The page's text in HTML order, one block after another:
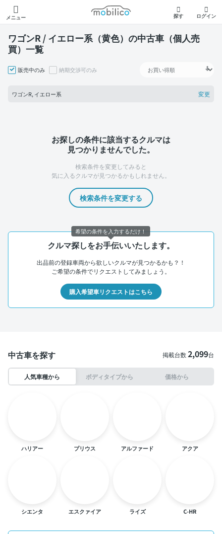
メニュー
モビリコ
探す ログイン
ワゴンR / イエロー系（黄色）の中古車（個人売
買）一覧
販売中のみ 納期交渉可のみ
ワゴンR, イエロー系 変更
お探しの条件に該当するクルマは
見つかりませんでした。
検索条件を変更してみると
気に入るクルマが見つかるかもしれません。
検索条件を変更する
クルマ探しをお手伝いいたします。
出品前の登録車両から欲しいクルマが見つかるかも？！
ご希望の条件でリクエストしてみましょう。
購入希望車リクエストはこちら
中古車を探す 掲載台数2,099台
人気車種から ボディタイプから 価格から
ハリアー プリウス アルファード アクア
シエンタ エスクァイア ライズ C-HR
希望の条件を入力するだけ！